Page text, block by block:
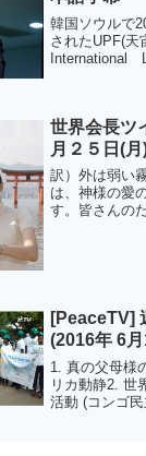
韓国ソウルで
されたUPF(
International
世界会長ツ
月２５日(
訳）外は弱い
は、神様の愛
す。皆さんの
[PeaceTV]
(2016年 6
1. 真の父母様
リカ動静2. 世
活動 (コンゴ民